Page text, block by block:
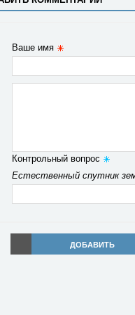
Ваше имя
Контрольный вопрос
Естественный спутник
ДОБАВИТЬ